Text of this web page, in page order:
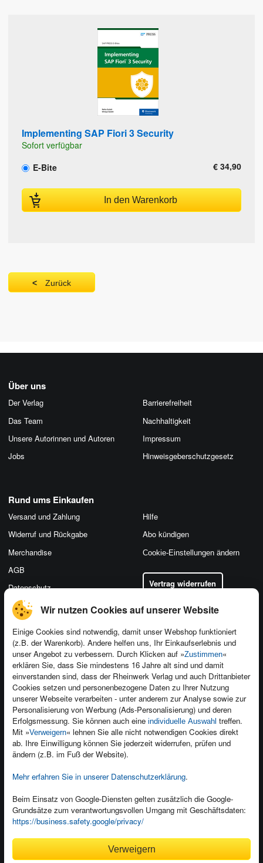
Wir nutzen Cookies auf unserer Website
Einige Cookies sind notwendig, damit unser Webshop funktioniert
(z.B. der Warenkorb). Andere helfen uns, Ihr Einkaufserlebnis und
unser Angebot zu verbessern. Durch Klicken auf »Zustimmen«
erklären Sie, dass Sie mindestens 16 Jahre alt sind und damit
einverstanden sind, dass der Rheinwerk Verlag und auch Drittanbieter
Cookies setzen und personenbezogene Daten zu Ihrer Nutzung
unserer Webseite verarbeiten - unter anderem zur Analyse sowie zur
Personalisierung von Werbung (Ads-Personalisierung) und deren
Erfolgsmessung. Sie können auch eine individuelle Auswahl treffen.
Mit »Verweigern« lehnen Sie alle nicht notwendigen Cookies direkt
ab. Ihre Einwilligung können Sie jederzeit widerrufen, prüfen und
ändern (z.B. im Fuß der Website).
Mehr erfahren Sie in unserer Datenschutzerklärung.
Beim Einsatz von Google-Diensten gelten zusätzlich die Google-
Grundsätze zum verantwortungsvollen Umgang mit Geschäftsdaten:
https://business.safety.google/privacy/
Verweigern
Implementing SAP Fiori 3 Security
Sofort verfügbar
E-Bite
€ 34,90
In den Warenkorb
Zurück
Über uns
Der Verlag
Das Team
Unsere Autorinnen und Autoren
Jobs
Barrierefreiheit
Nachhaltigkeit
Impressum
Hinweis­geber­schutz­gesetz
Kontakt
Newsletter
Für Unternehmen
Presseservice
Dozentenservice
Produktfeedback
Foreign Rights
Ein Buch schreiben
Rund ums Einkaufen
Versand und Zahlung
Widerruf und Rückgabe
Merchandise
AGB
Datenschutz
Hilfe
Abo kündigen
Cookie-Einstellungen ändern
Vertrag widerrufen
Kundenservice
Wir sind gerne für Sie da!
service@rheinwerk-verlag.de